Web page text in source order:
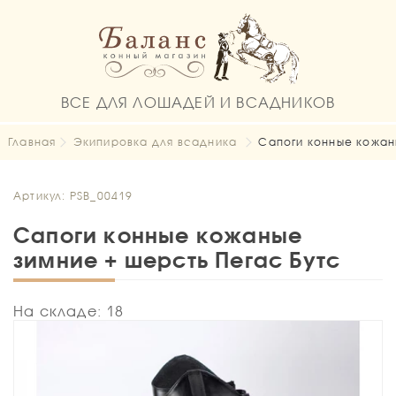
ВСЕ ДЛЯ ЛОШАДЕЙ И ВСАДНИКОВ
Главная Экипировка для всадника Сапоги конные
Артикул: PSB_00419
Сапоги конные кожаные
зимние + шерсть Пегас Бутс
На складе: 18